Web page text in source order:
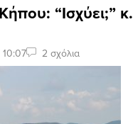
“Ισχύει;” κ.
10:07 2 σχόλια